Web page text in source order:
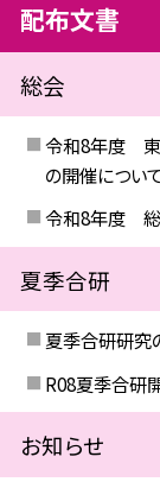
配布文書
総会
令和8年度 東
の開催につい
令和8年度
夏季合研
夏季合研研究
R08夏季合研
お知らせ